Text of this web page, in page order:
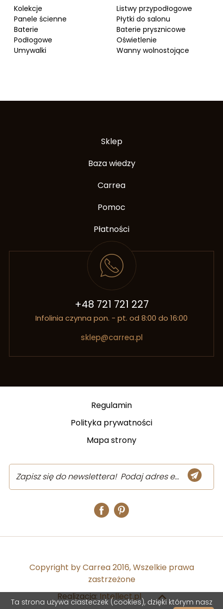
Kolekcje
Listwy przypodłogowe
Panele ścienne
Płytki do salonu
Baterie
Baterie prysznicowe
Podłogowe
Oświetlenie
Umywalki
Wanny wolnostojące
Sklep
Baza wiedzy
Carrea
Pomoc
Płatności
+48 721 721 227
Infolinia czynna pon. - pt. od 8:00 do 16:00
sklep@carrea.pl
Regulamin
Polityka prywatności
Mapa strony
Copyright by Carrea 2016, Wszelkie prawa
zastrzeżone
Realizacja: Intellect.pl
Ta strona używa ciasteczek (cookies), dzięki którym nasz